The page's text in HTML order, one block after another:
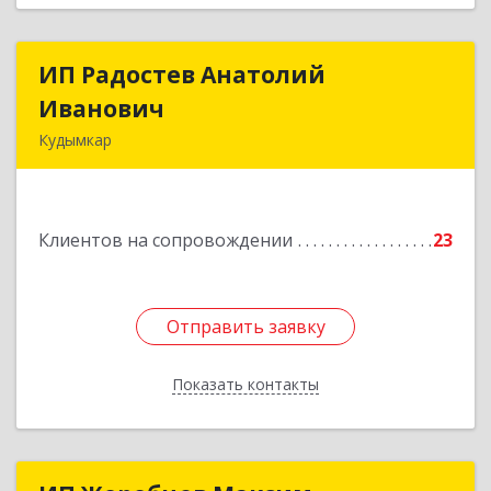
ИП Радостев Анатолий
Иванович
Кудымкар
Клиентов на сопровождении 23
Отправить заявку
Показать контакты
ИП Радостев Анатолий
Подробнее
Отправить заявку
Назад